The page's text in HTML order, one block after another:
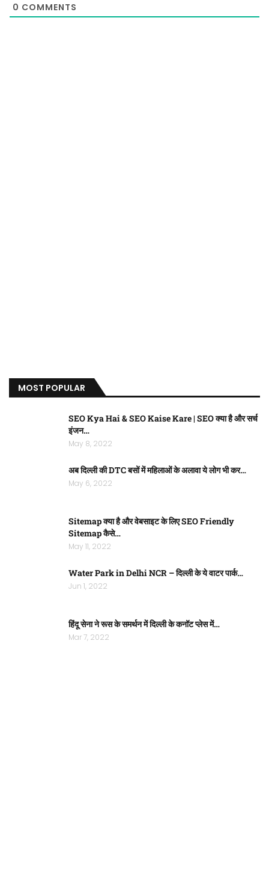
0 COMMENTS
MOST POPULAR
SEO Kya Hai & SEO Kaise Kare | SEO क्या है और सर्च
इंजन…
May 8, 2022
अब दिल्ली की DTC बसों में महिलाओं के अलावा ये लोग भी कर…
May 6, 2022
Sitemap क्या है और वेबसाइट के लिए SEO Friendly
Sitemap कैसे…
May 11, 2022
Water Park in Delhi NCR – दिल्ली के ये वाटर पार्क…
Jun 1, 2022
हिंदू सेना ने रूस के समर्थन में दिल्ली के कनॉट प्लेस में…
Mar 7, 2022